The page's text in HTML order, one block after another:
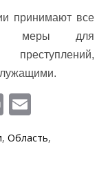
принимают все
меры для
Pr
in
t ai
, Область,